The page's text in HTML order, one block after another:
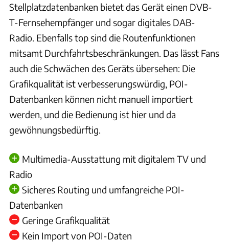
Stellplatzdatenbanken bietet das Gerät einen DVB-
T-Fernsehempfänger und sogar digitales DAB-
Radio. Ebenfalls top sind die Routenfunktionen
mitsamt Durchfahrtsbeschränkungen. Das lässt Fans
auch die Schwächen des Geräts übersehen: Die
Grafikqualität ist verbesserungswürdig, POI-
Datenbanken können nicht manuell importiert
werden, und die Bedienung ist hier und da
gewöhnungsbedürftig.
Multimedia-Ausstattung mit digitalem TV und
Radio
Sicheres Routing und umfangreiche POI-
Datenbanken
Geringe Grafikqualität
Kein Import von POI-Daten